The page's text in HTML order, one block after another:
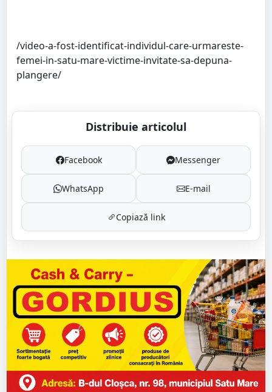
/video-a-fost-identificat-individul-care-urmareste-
femei-in-satu-mare-victime-invitate-sa-depuna-
plangere/
Distribuie articolul
Facebook Messenger
WhatsApp E-mail
Copiază link